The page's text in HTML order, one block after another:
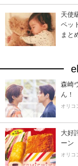
天使
ペッ
まと
森崎
ん！
オリコ
大好
ーン
オリコ